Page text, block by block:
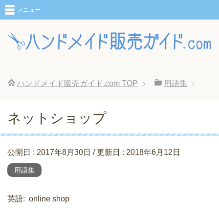
メニュー
ハンドメイド販売ガイド.com TOP 用語集
ネットショップ
公開日 : 2017年8月30日 / 更新日 : 2018年6月12日
用語集
英語 online shop